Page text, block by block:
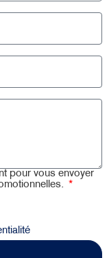
pour vous envoyer